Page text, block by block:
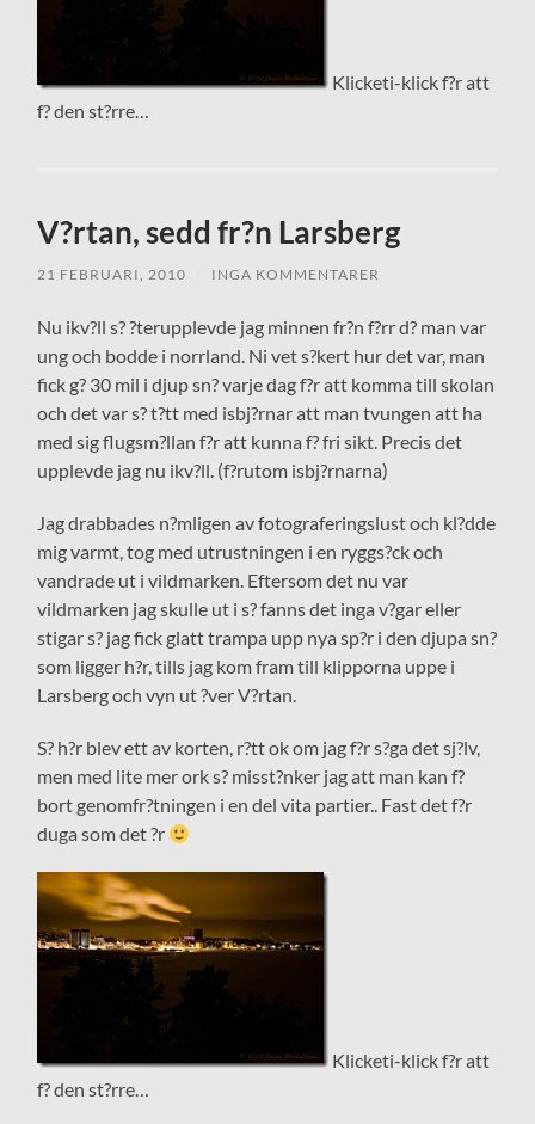
Klicketi-klick f?r att
f? den st?rre…
V?rtan, sedd fr?n Larsberg
21 FEBRUARI, 2010 INGA KOMMENTARER
Nu ikv?ll s? ?terupplevde jag minnen fr?n f?rr d? man var
ung och bodde i norrland. Ni vet s?kert hur det var, man
fick g? 30 mil i djup sn? varje dag f?r att komma till skolan
och det var s? t?tt med isbj?rnar att man tvungen att ha
med sig flugsm?llan f?r att kunna f? fri sikt. Precis det
upplevde jag nu ikv?ll. (f?rutom isbj?rnarna)
Jag drabbades n?mligen av fotograferingslust och kl?dde
mig varmt, tog med utrustningen i en ryggs?ck och
vandrade ut i vildmarken. Eftersom det nu var
vildmarken jag skulle ut i s? fanns det inga v?gar eller
stigar s? jag fick glatt trampa upp nya sp?r i den djupa sn?
som ligger h?r, tills jag kom fram till klipporna uppe i
Larsberg och vyn ut ?ver V?rtan.
S? h?r blev ett av korten, r?tt ok om jag f?r s?ga det sj?lv,
men med lite mer ork s? misst?nker jag att man kan f?
bort genomfr?tningen i en del vita partier.. Fast det f?r
duga som det ?r
Klicketi-klick f?r att
f? den st?rre…